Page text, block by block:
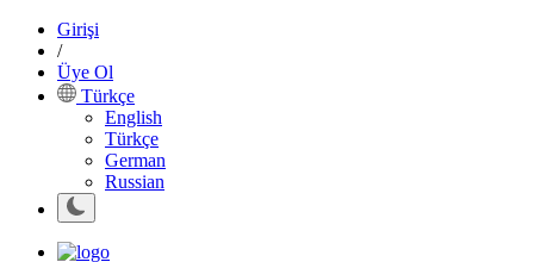
Girişi
/
Üye Ol
Türkçe
English
Türkçe
German
Russian